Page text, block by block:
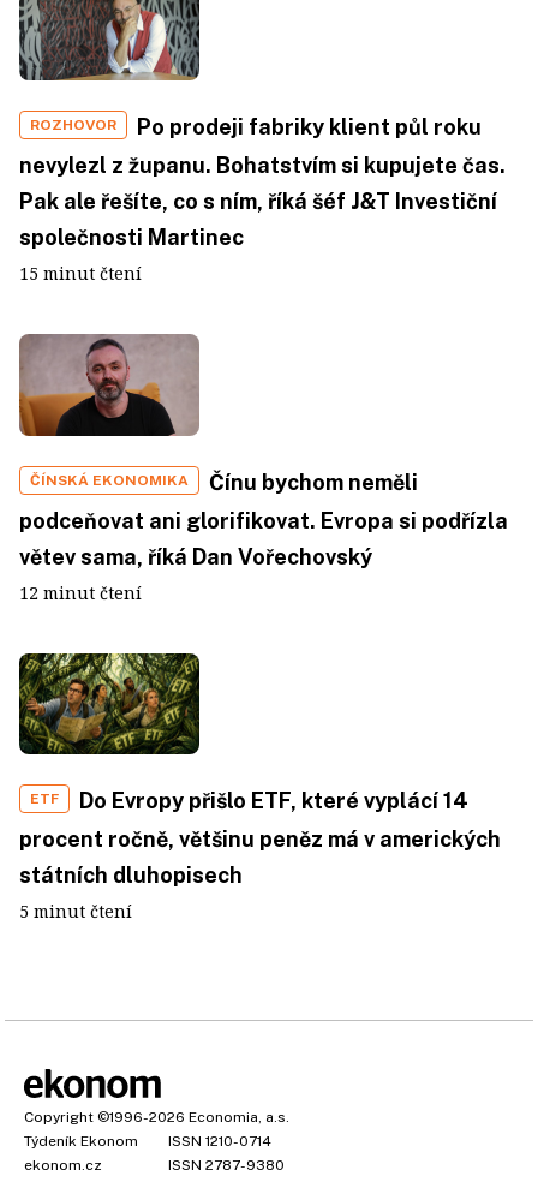
ROZHOVOR
Po prodeji fabriky klient půl roku
nevylezl z županu. Bohatstvím si kupujete čas.
Pak ale řešíte, co s ním, říká šéf J&T Investiční
společnosti Martinec
15 minut čtení
ČÍNSKÁ EKONOMIKA
Čínu bychom neměli
podceňovat ani glorifikovat. Evropa si podřízla
větev sama, říká Dan Vořechovský
12 minut čtení
ETF
Do Evropy přišlo ETF, které vyplácí 14
procent ročně, většinu peněz má v amerických
státních dluhopisech
5 minut čtení
Copyright ©1996-2026 Economia, a.s.
Týdeník Ekonom
ISSN 1210-0714
ekonom.cz
ISSN 2787-9380